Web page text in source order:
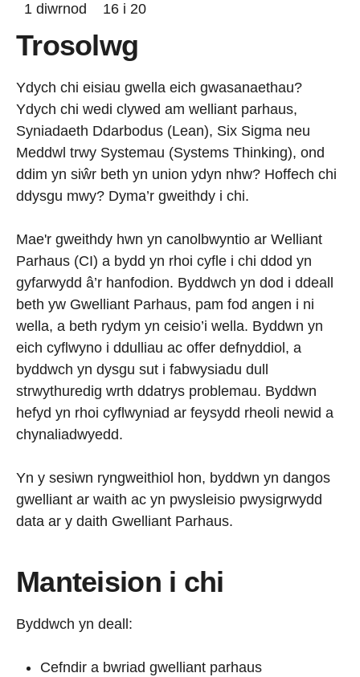
1 diwrnod
16 i 20
Trosolwg
Ydych chi eisiau gwella eich gwasanaethau?
Ydych chi wedi clywed am welliant parhaus,
Syniadaeth Ddarbodus (Lean), Six Sigma neu
Meddwl trwy Systemau (Systems Thinking), ond
ddim yn siŵr beth yn union ydyn nhw? Hoffech chi
ddysgu mwy? Dyma’r gweithdy i chi.
Mae'r gweithdy hwn yn canolbwyntio ar Welliant
Parhaus (CI) a bydd yn rhoi cyfle i chi ddod yn
gyfarwydd â’r hanfodion. Byddwch yn dod i ddeall
beth yw Gwelliant Parhaus, pam fod angen i ni
wella, a beth rydym yn ceisio’i wella. Byddwn yn
eich cyflwyno i ddulliau ac offer defnyddiol, a
byddwch yn dysgu sut i fabwysiadu dull
strwythuredig wrth ddatrys problemau. Byddwn
hefyd yn rhoi cyflwyniad ar feysydd rheoli newid a
chynaliadwyedd.
Yn y sesiwn ryngweithiol hon, byddwn yn dangos
gwelliant ar waith ac yn pwysleisio pwysigrwydd
data ar y daith Gwelliant Parhaus.
Manteision i chi
Byddwch yn deall:
Cefndir a bwriad gwelliant parhaus